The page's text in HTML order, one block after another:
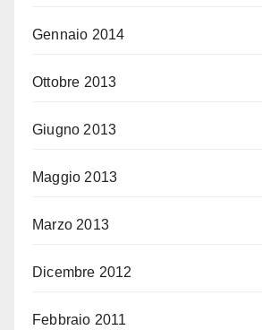
Gennaio 2014
Ottobre 2013
Giugno 2013
Maggio 2013
Marzo 2013
Dicembre 2012
Febbraio 2011